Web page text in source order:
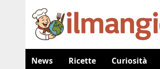
News Ricette Curiosità